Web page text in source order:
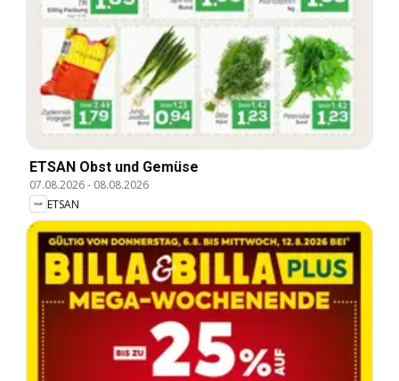
ETSAN Obst und Gemüse
07.08.2026- 08.08.2026
ETSAN